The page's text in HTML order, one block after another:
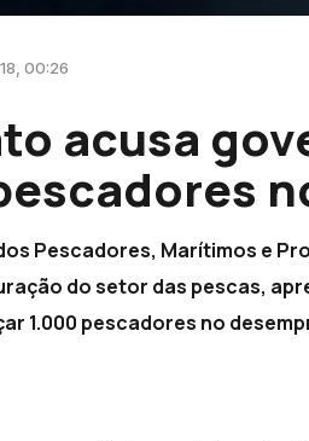
00:26
acusa
Pescadores, Marítimos e
do setor das pescas,
1.000 pescadores no